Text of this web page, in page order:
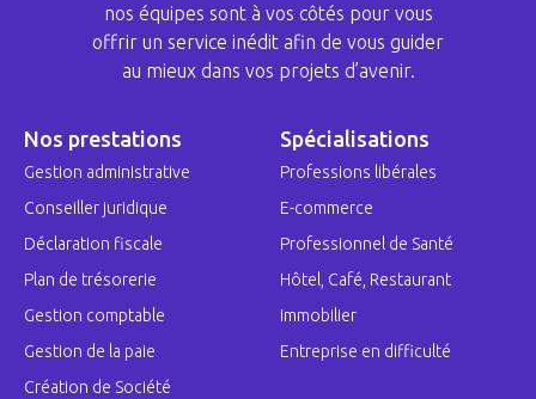
nos équipes sont à vos côtés pour vous
offrir un service inédit afin de vous guider
au mieux dans vos projets d’avenir.
Nos prestations
Gestion administrative
Conseiller juridique
Déclaration fiscale
Plan de trésorerie
Gestion comptable
Gestion de la paie
Création de Société
Spécialisations
Professions libérales
E-commerce
Professionnel de Santé
Hôtel, Café, Restaurant
Immobilier
Entreprise en difficulté